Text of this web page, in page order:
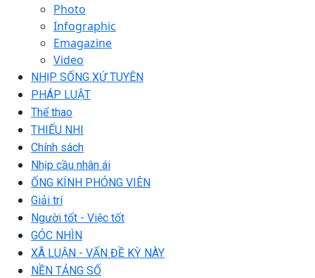
Photo
Infographic
Emagazine
Video
NHỊP SỐNG XỨ TUYÊN
PHÁP LUẬT
Thể thao
THIẾU NHI
Chính sách
Nhịp cầu nhân ái
ỐNG KÍNH PHÓNG VIÊN
Giải trí
Người tốt - Việc tốt
GÓC NHÌN
XÃ LUẬN - VẤN ĐỀ KỲ NÀY
NỀN TẢNG SỐ